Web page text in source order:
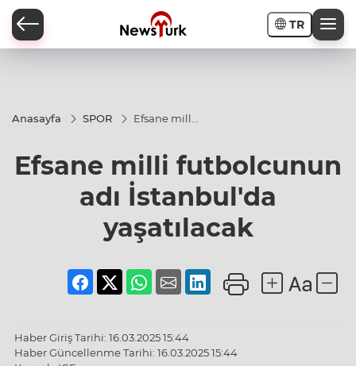
TR
Anasayfa SPOR
Efsane milli
İstanbul'da
yaşatılacak
Efsane milli futbolcunun
adı İstanbul'da
yaşatılacak
Haber Giriş Tarihi: 16.03.2025 15:44
Haber Güncellenme Tarihi: 16.03.2025 15:44